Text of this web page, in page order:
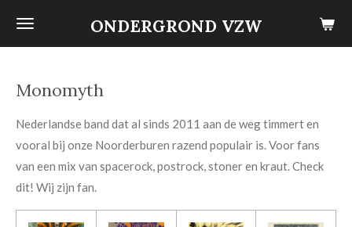
Ga
ONDERGROND VZW
Monomyth
Nederlandse band dat al sinds 2011 aan de weg timmert en
vooral bij onze Noorderburen razend populair is. Voor fans
van een mix van spacerock, postrock, stoner en kraut. Check
dit! Wij zijn fan.